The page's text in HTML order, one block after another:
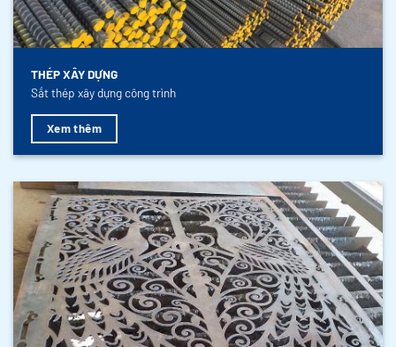
THÉP XÂY DỰNG
Sắt thép xây dựng công trình
Xem thêm